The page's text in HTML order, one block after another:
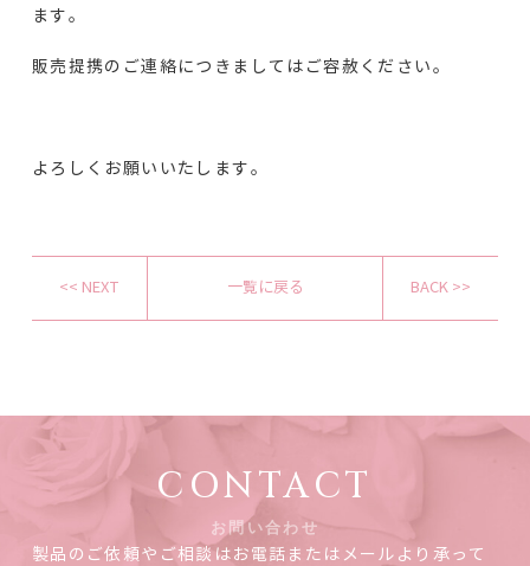
ます。
販売提携のご連絡につきましてはご容赦ください。
よろしくお願いいたします。
<< NEXT 一覧に戻る BACK >>
CONTACT
お問い合わせ
製品のご依頼やご相談はお電話またはメールより承って